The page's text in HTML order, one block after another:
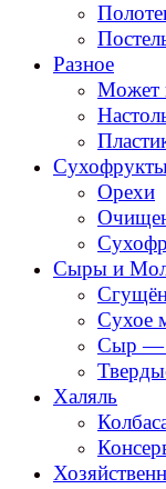
Разное
Может
Орехи
Сыры и
Сухое
Сыр —
Халяль